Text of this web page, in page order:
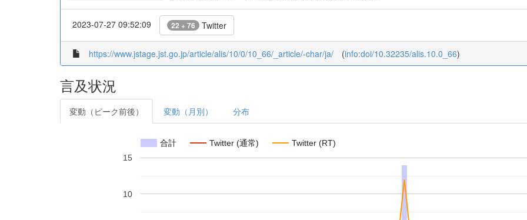
2023-07-27 09:52:09 22 + 76 Twitter
https://www.jstage.jst.go.jp/article/alis/10/0/10_66/_article/-char/ja/ (info:doi/10.32235/alis.10.0_66)
言及状況
変動（ピーク前後） 変動（月別） 分布
合計 Twitter (通常) Twitter (RT)
10
15